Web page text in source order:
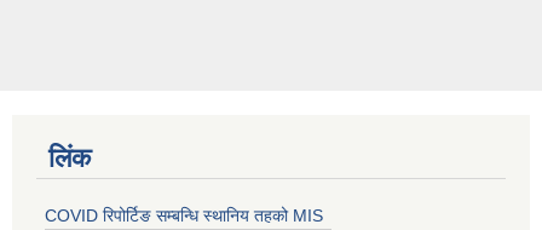
लिंक
COVID रिपोर्टिङ सम्बन्धि स्थानिय तहको MIS